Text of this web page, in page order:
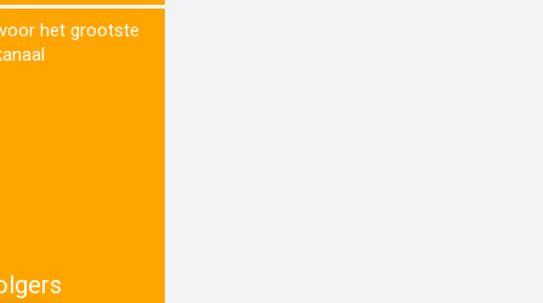
het grootste